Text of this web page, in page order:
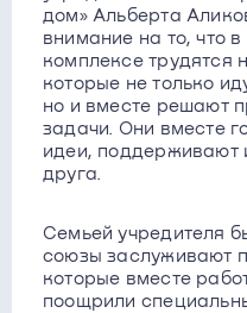
дом» Альберта
внимание на то, что
комплексе трудятся
которые не только
но и вместе решают
задачи. Они вместе
идеи, поддерживают
друга.
Семьей учредителя
союзы заслуживают
которые вместе
поощрили